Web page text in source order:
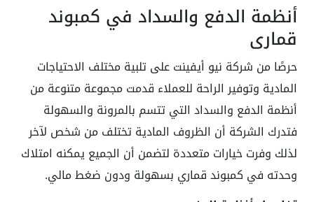
أنظمة الدفع والسداد في كمبوند
قماري
حرصًا من شركة نيو أيفينت على تلبية مختلف الاحتياجات
المادية وتوفير الراحة للعملاء قدمت مجموعة متنوعة من
أنظمة الدفع والسداد التي تتسم بالمرونة والسهولة
فتدرك الشركة أن الظروف المادية تختلف من شخص لآخر
لذلك وفرت خيارات متعددة لتضمن أن الجميع يمكنه امتلاك
وحدته في كمبوند قماري بسهولة ودون ضغط مالي.